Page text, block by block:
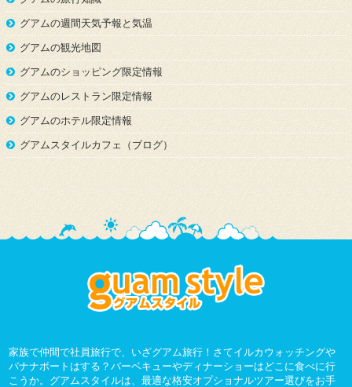
グアムの週間天気予報と気温
グアムの観光地図
グアムのショッピング限定情報
グアムのレストラン限定情報
グアムのホテル限定情報
グアムスタイルカフェ（ブログ）
家族で仲間で社員旅行で、いざグアム旅行！さてイルカウォッチングや
バナナボートはする？バーベキューやディナーショーはどこに食べに行
こうか。グアムスタイルは、最適な格安オプショナルツアー選びをお手